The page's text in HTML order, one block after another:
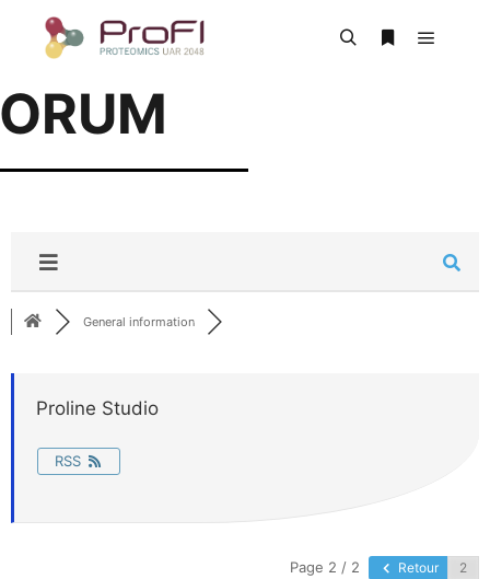
General information
Proline Studio
RSS
Page 2 / 2 Retour